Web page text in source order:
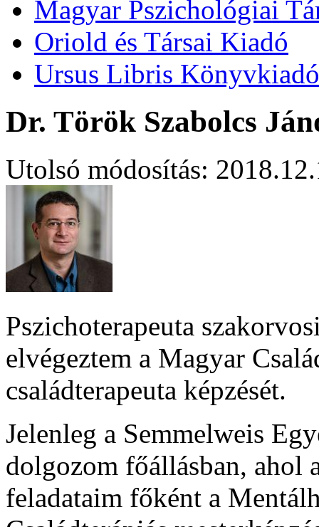
Magyar Pszichológiai
Oriold és Társai Kiadó
Ursus Libris Könyvkiadó
Dr. Török Szabolcs
Utolsó módosítás:
Pszichoterapeuta
elvégeztem a Magyar
családterapeuta képzését.
Jelenleg a Semmelweis
dolgozom főállásban, ahol
feladataim főként a